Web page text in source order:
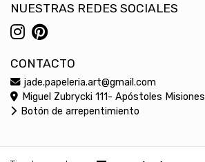
NUESTRAS REDES SOCIALES
CONTACTO
jade.papeleria.art@gmail.com
Miguel Zubrycki 111- Apóstoles Misiones
Botón de arrepentimiento